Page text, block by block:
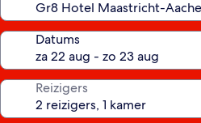
Datums
Reizigers